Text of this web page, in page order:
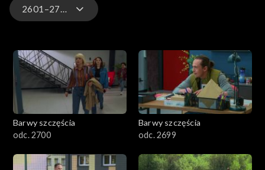
2601–2700
3201-3300
3101-3200
3001-3100
2901-3000
Barwy szczęścia
odc. 2700
Barwy szczęścia
odc. 2699